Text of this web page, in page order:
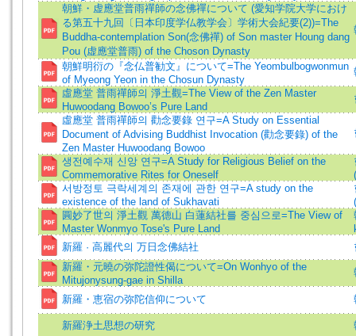
朝鮮・虚應堂普雨禪師の念佛禪について (愛知学院大学におけ
る第五十九回〔日本印度学仏教学会〕学術大会紀要(2))=The
Buddha-contemplation Son(念佛禪) of Son master Houng dang
Pou (虚應堂普雨) of the Choson Dynasty
朝鮮明衍の『念仏普勧文』について=The Yeombulbogwonmun
of Myeong Yeon in the Chosun Dynasty
虛應堂 普雨禪師의 淨土觀=The View of the Zen Master
Huwoodang Bowoo’s Pure Land
虛應堂 普雨禪師의 勸念要錄 연구=A Study on Essential
Document of Advising Buddhist Invocation (勸念要錄) of the
Zen Master Huwoodang Bowoo
생전예수재 신앙 연구=A Study for Religious Belief on the
Commemorative Rites for Oneself
서방정토 극락세계의 존재에 관한 연구=A study on the
existence of the land of Sukhavati
圓妙了世의 淨土觀 萬德山 白蓮結社를 중심으로=The View of
Master Wonmyo Tose's Pure Land
新羅 · 高麗代의 万日念佛結社
新羅・元曉の弥陀證性偈について=On Wonhyo of the
Mitujonysung-gae in Shilla
新羅・恵宿の弥陀信仰について
新羅浄土思想の研究